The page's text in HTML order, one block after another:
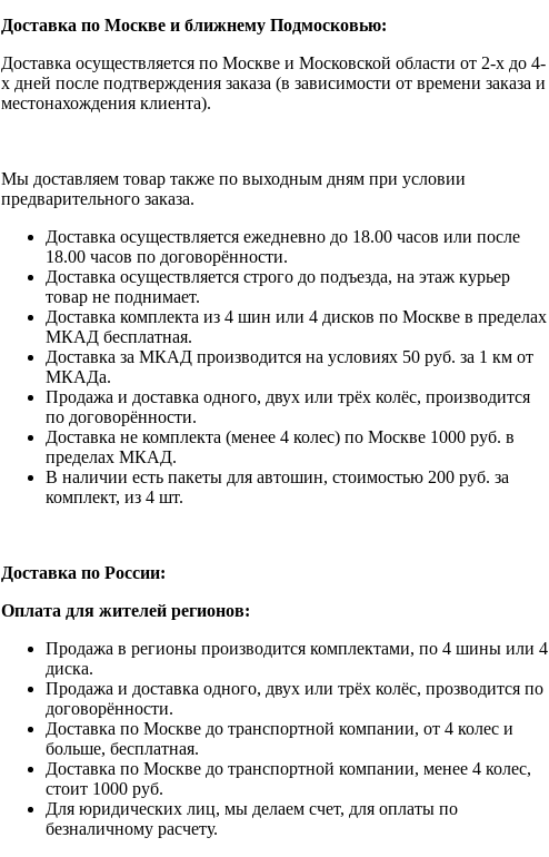
Доставка по Москве и ближнему Подмосковью:
Доставка осуществляется по Москве и Московской области от 2-х до 4-
х дней после подтверждения заказа (в зависимости от времени заказа и
местонахождения клиента).
Мы доставляем товар также по выходным дням при условии
предварительного заказа.
Доставка осуществляется ежедневно до 18.00 часов или после
18.00 часов по договорённости.
Доставка осуществляется строго до подъезда, на этаж курьер
товар не поднимает.
Доставка комплекта из 4 шин или 4 дисков по Москве в пределах
МКАД бесплатная.
Доставка за МКАД производится на условиях 50 руб. за 1 км от
МКАДа.
Продажа и доставка одного, двух или трёх колёс, производится
по договорённости.
Доставка не комплекта (менее 4 колес) по Москве 1000 руб. в
пределах МКАД.
В наличии есть пакеты для автошин, стоимостью 200 руб. за
комплект, из 4 шт.
Доставка по России:
Оплата для жителей регионов:
Продажа в регионы производится комплектами, по 4 шины или 4
диска.
Продажа и доставка одного, двух или трёх колёс, прозводится по
договорённости.
Доставка по Москве до транспортной компании, от 4 колес и
больше, бесплатная.
Доставка по Москве до транспортной компании, менее 4 колес,
стоит 1000 руб.
Для юридических лиц, мы делаем счет, для оплаты по
безналичному расчету.